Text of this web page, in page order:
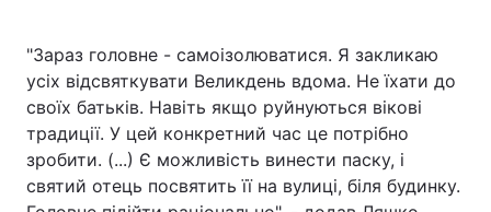
"Зараз головне - самоізолюватися. Я закликаю
усіх відсвяткувати Великдень вдома. Не їхати до
своїх батьків. Навіть якщо руйнуються вікові
традиції. У цей конкретний час це потрібно
зробити. (...) Є можливість винести паску, і
святий отець посвятить її на вулиці, біля будинку.